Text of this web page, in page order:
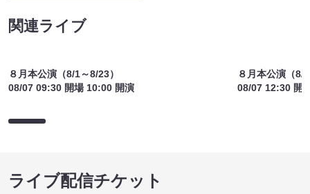
関連ライブ
８月本公演（8/1～8/23）
08/07 09:30 開場 10:00 開演
８月本公演（8/
08/07 12:30 開
ライブ配信チケット